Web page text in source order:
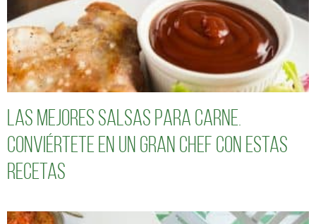
Las mejores salsas para carne.
Conviértete en un gran chef con estas
recetas